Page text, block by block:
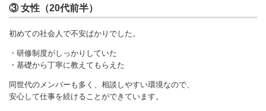
③ 女性（20代前半）
初めての社会人で不安ばかりでした。
・研修制度がしっかりしていた
・基礎から丁寧に教えてもらえた
同世代のメンバーも多く、相談しやすい環境なので、
安心して仕事を続けることができています。